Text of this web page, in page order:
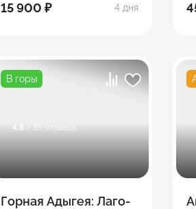
15 900 ₽ 4 дня
В горы
4.8 / 85 отзывов
Горная Адыгея: Лаго-